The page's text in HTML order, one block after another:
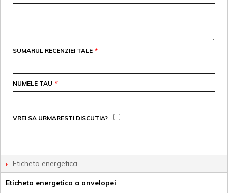
*
SUMARUL RECENZIEI TALE
*
NUMELE TAU
VREI SA URMARESTI DISCUTIA?
Eticheta energetica
Eticheta energetica a anvelopei